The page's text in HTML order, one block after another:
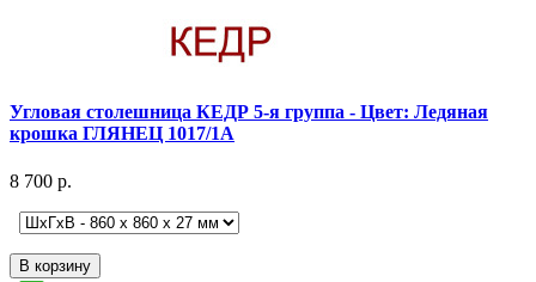
Угловая столешница КЕДР 5-я группа - Цвет: Ледяная
крошка ГЛЯНЕЦ 1017/1А
8 700 р.
В корзину